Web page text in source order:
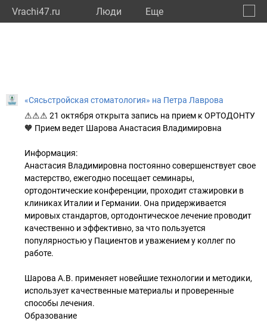
Vrachi47.ru Люди Eще
«Сясьстройская стоматология» на Петра Лаврова
⚠⚠⚠ 21 октября открыта запись на прием к ОРТОДОНТУ
🧡 Прием ведет Шарова Анастасия Владимировна
Информация:
Анастасия Владимировна постоянно совершенствует свое
мастерство, ежегодно посещает семинары,
ортодонтические конференции, проходит стажировки в
клиниках Италии и Германии. Она придерживается
мировых стандартов, ортодонтическое лечение проводит
качественно и эффективно, за что пользуется
популярностью у Пациентов и уважением у коллег по
работе.
Шарова А.В. применяет новейшие технологии и методики,
использует качественные материалы и проверенные
способы лечения.
Образование